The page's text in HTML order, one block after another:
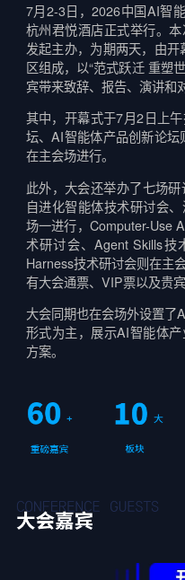
7月2-3日，2026中国AI智
杭州君悦酒店正式举行。
发起主办，为期两天，由
区组成，以“范式跃迁 重塑
宾带来致辞、报告、演讲和
其中，开幕式于7月2日上
坛、AI智能体产品创新论
在主会场进行。
此外，大会还举办了七场研
自进化智能体技术研讨会
场一进行，Computer-Use
术研讨会、Agent Skills技
Harness技术研讨会则在主
有大会通票、VIP票以及贵
大会同期也在会场外设置
形式为主，展示AI智能体
方案。